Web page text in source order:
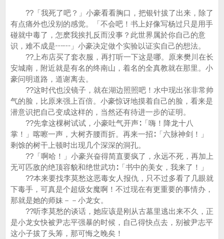
??「我死了吧？」小豪看看胸口，把银针拔了出来，除了
有点痛外也没别的感觉。「不会吧！书上好像写杨过只是用手
碰就中毒了，怎麽我挨扎反而没事？此世界属於你自己的意
识，难不成是┅┅」小豪决定做个实验以证实自己的想法。
??上布店买了套衣服，再打听一下这是哪。原来樊川在长
安城南，附近就是有名的终南山，着名的全真教就在那里。小
豪问明道路，道谢离去。
??这时代也没镜子，就在湖边照照吧！水中现出张非常帅
气的脸，比原来强上百倍。小豪惊讶地摸着自己的脸，看来是
潜意识把自己变成这样的，当然还有待进一步的证明。
??先拿这棵树试试，小豪吐气开声∶「嗨！降龙十八
掌！」喀嚓一声，大树齐腰而折。再来一招∶「六脉神剑！」
剩馀的树干上顿时出现几个深深的洞孔。
??「啊哈！」小豪兴奋得简直要疯了，永远不死，再加上
无可匹敌的绝顶容貌和绝世武功∶「书中的美女，我来了！」
??本来要找李莫愁这恶毒女人报仇，只不过多看了几眼就
下毒手，可真是个超级女魔啊！不过现在有更重要的事情办，
那就是她的师妹－－小龙女。
??听李莫愁的谈话，她应该是刚从古墓里逃出来不久，正
是小龙女快被尹志平强暴的时候，自己得快点去，别被尹志平
这小子拔了头筹，那可悔之晚矣！